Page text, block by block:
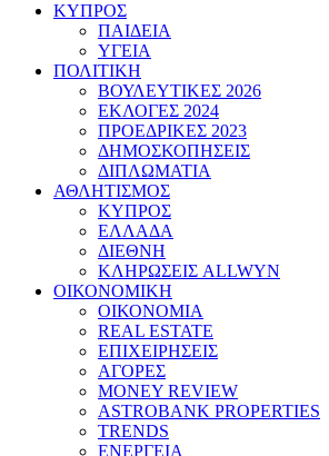
ΚΥΠΡΟΣ
ΠΑΙΔΕΙΑ
ΥΓΕΙΑ
ΠΟΛΙΤΙΚΗ
ΒΟΥΛΕΥΤΙΚΕΣ 2026
ΕΚΛΟΓΕΣ 2024
ΠΡΟΕΔΡΙΚΕΣ 2023
ΔΗΜΟΣΚΟΠΗΣΕΙΣ
ΔΙΠΛΩΜΑΤΙΑ
ΑΘΛΗΤΙΣΜΟΣ
ΚΥΠΡΟΣ
ΕΛΛΑΔΑ
ΔΙΕΘΝΗ
ΚΛΗΡΩΣΕΙΣ ALLWYN
ΟΙΚΟΝΟΜΙΚΗ
ΟΙΚΟΝΟΜΙΑ
REAL ESTATE
ΕΠΙΧΕΙΡΗΣΕΙΣ
ΑΓΟΡΕΣ
MONEY REVIEW
ASTROBANK PROPERTIES
TRENDS
ΕΝΕΡΓΕΙΑ